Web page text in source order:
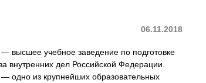
06.11.2018
высшее учебное заведение по подготовке
внутренних дел Российской Федерации.
одно из крупнейших образовательных